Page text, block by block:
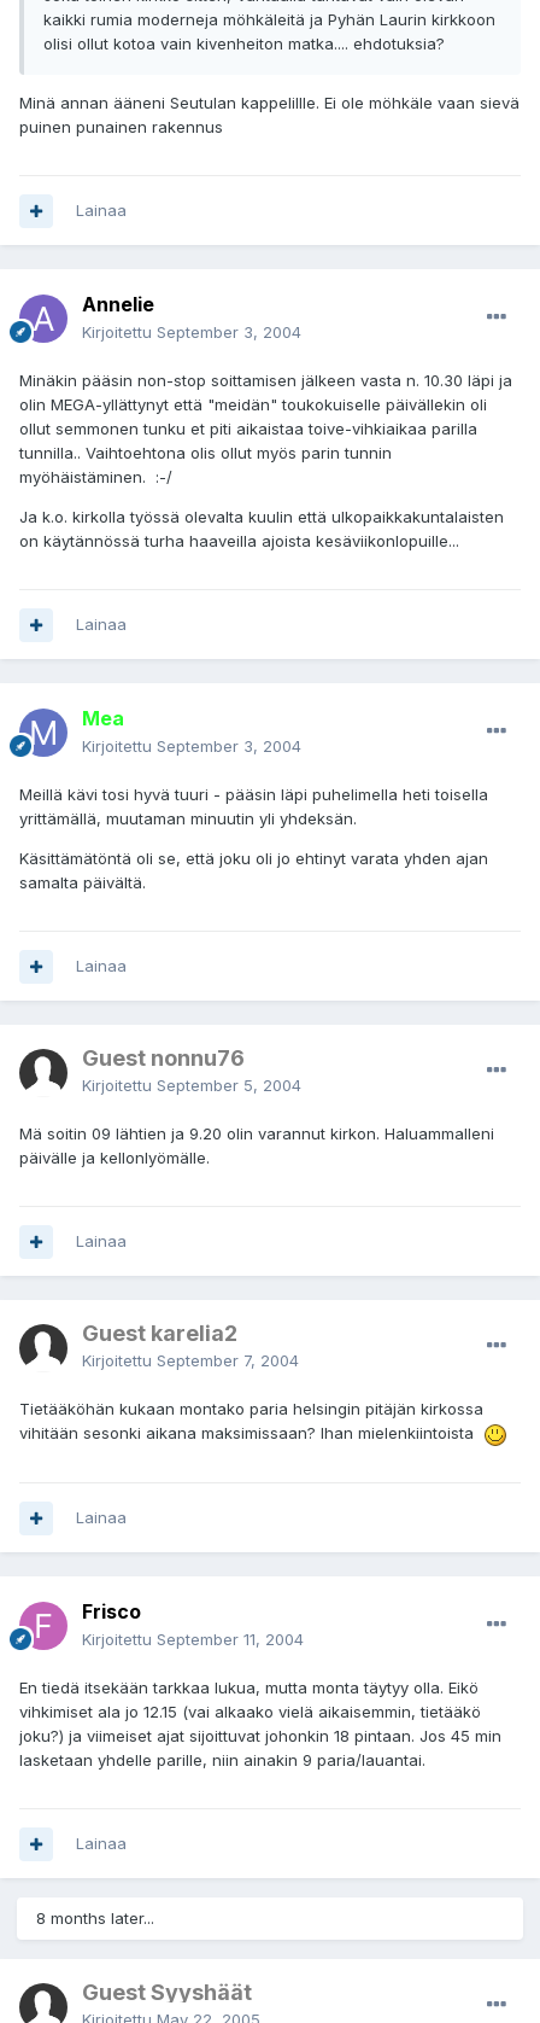
kaikki rumia moderneja möhkäleitä ja Pyhän Laurin kirkkoon
olisi ollut kotoa vain kivenheiton matka.... ehdotuksia?
Minä annan ääneni Seutulan kappelillle. Ei ole möhkäle vaan sievä
puinen punainen rakennus
Lainaa
Annelie
Kirjoitettu September 3, 2004
Minäkin pääsin non-stop soittamisen jälkeen vasta n. 10.30 läpi ja
olin MEGA-yllättynyt että "meidän" toukokuiselle päivällekin oli
ollut semmonen tunku et piti aikaistaa toive-vihkiaikaa parilla
tunnilla.. Vaihtoehtona olis ollut myös parin tunnin
myöhäistäminen. :-/
Ja k.o. kirkolla työssä olevalta kuulin että ulkopaikkakuntalaisten
on käytännössä turha haaveilla ajoista kesäviikonlopuille...
Lainaa
Mea
Kirjoitettu September 3, 2004
Meillä kävi tosi hyvä tuuri - pääsin läpi puhelimella heti toisella
yrittämällä, muutaman minuutin yli yhdeksän.
Käsittämätöntä oli se, että joku oli jo ehtinyt varata yhden ajan
samalta päivältä.
Lainaa
Guest nonnu76
Kirjoitettu September 5, 2004
Mä soitin 09 lähtien ja 9.20 olin varannut kirkon. Haluammalleni
päivälle ja kellonlyömälle.
Lainaa
Guest karelia2
Kirjoitettu September 7, 2004
Tietääköhän kukaan montako paria helsingin pitäjän kirkossa
vihitään sesonki aikana maksimissaan? Ihan mielenkiintoista
Lainaa
Frisco
Kirjoitettu September 11, 2004
En tiedä itsekään tarkkaa lukua, mutta monta täytyy olla. Eikö
vihkimiset ala jo 12.15 (vai alkaako vielä aikaisemmin, tietääkö
joku?) ja viimeiset ajat sijoittuvat johonkin 18 pintaan. Jos 45 min
lasketaan yhdelle parille, niin ainakin 9 paria/lauantai.
Lainaa
8 months later...
Guest Syyshäät